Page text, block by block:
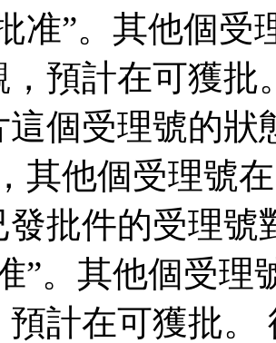
准”。其他個受
，預計在可獲批
個受理號的狀
其他個受理號
發批件的受理號
”。其他個受理
預計在可獲批。